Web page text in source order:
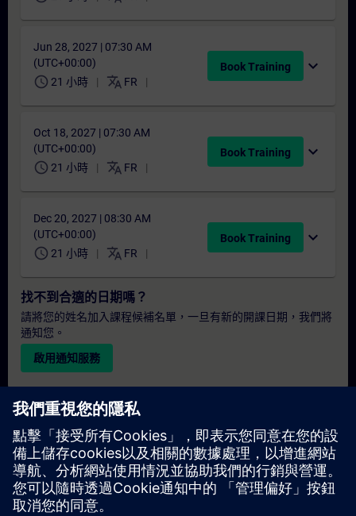
Jun 28, 2027 | 07:30 AM
(UTC+00:00)
schedule 21 小時 translate FR
Book Training expand_more
Oct 18, 2027 | 07:30 AM
(UTC+00:00)
schedule 21 小時 translate FR
Book Training expand_more
Dec 20, 2027 | 08:30 AM
(UTC+00:00)
schedule 21 小時 translate FR
Book Training expand_more
找不到合適的日期嗎？
請將您的姓名加入課程候補名單，一旦有新的開課日期，我們將
通知您。
啟用通知服務
個人化報價
若您需要此培訓課程的標準報價單（例如供採購部門使用），請
點擊下方連結。您需先提供一些個人資料，之後我們將透過電子
郵件寄送報價單給您。
提供報價